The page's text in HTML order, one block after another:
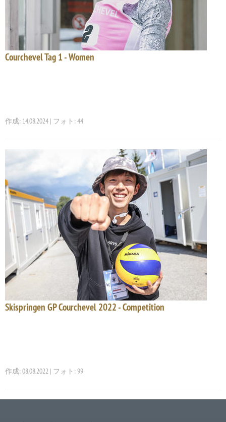
Courchevel Tag 1 - Women
作成: 14.08.2024 | フォト: 44
Skispringen GP Courchevel 2022 - Competition
作成: 08.08.2022 | フォト: 99